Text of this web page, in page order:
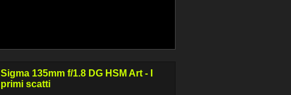
Sigma 135mm f/1.8 DG HSM Art - I
primi scatti